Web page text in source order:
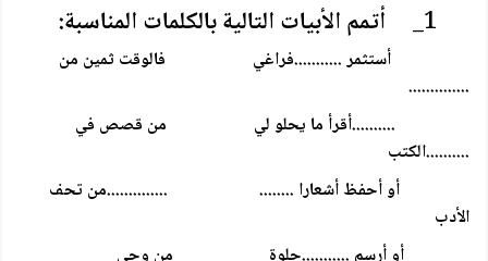
أتمم الأبيات التالية بالكلمات المناسبة:
أستثمر ...........فراغي فالوقت ثمين من
..............
..........أقرأ ما يحلو لي من قصص في
..........الكتب
أو أحفظ أشعارا ........ ..............من تحف
الأدب